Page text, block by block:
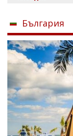
България